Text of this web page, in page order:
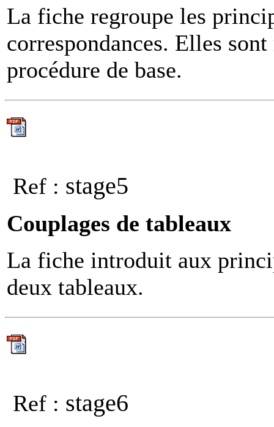
La fiche regroupe les
correspondances. Elles
procédure de base.
Ref : stage5
Couplages de tableaux
La fiche introduit aux
deux tableaux.
Ref : stage6